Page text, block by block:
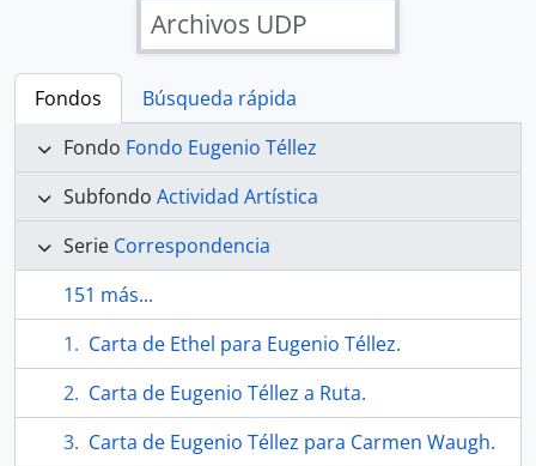
Archivos UDP
Fondos
Búsqueda rápida
Fondo Fondo Eugenio Téllez
Subfondo Actividad Artística
Serie Correspondencia
151 más...
Carta de Ethel para Eugenio Téllez.
Carta de Eugenio Téllez a Ruta.
Carta de Eugenio Téllez para Carmen Waugh.